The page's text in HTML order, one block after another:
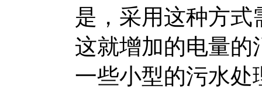
是，采用这种方
这就增加的电量的
一些小型的污水处